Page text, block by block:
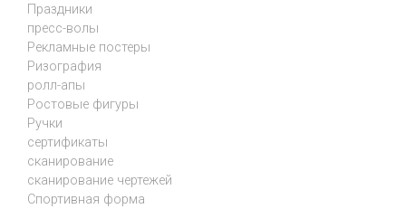
Праздники
пресс-волы
Рекламные постеры
Ризография
ролл-апы
Ростовые фигуры
Ручки
сертификаты
сканирование
сканирование чертежей
Спортивная форма